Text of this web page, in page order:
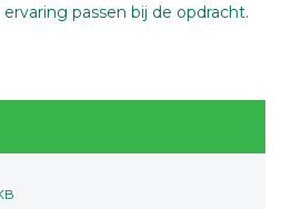
passen bij de opdracht.